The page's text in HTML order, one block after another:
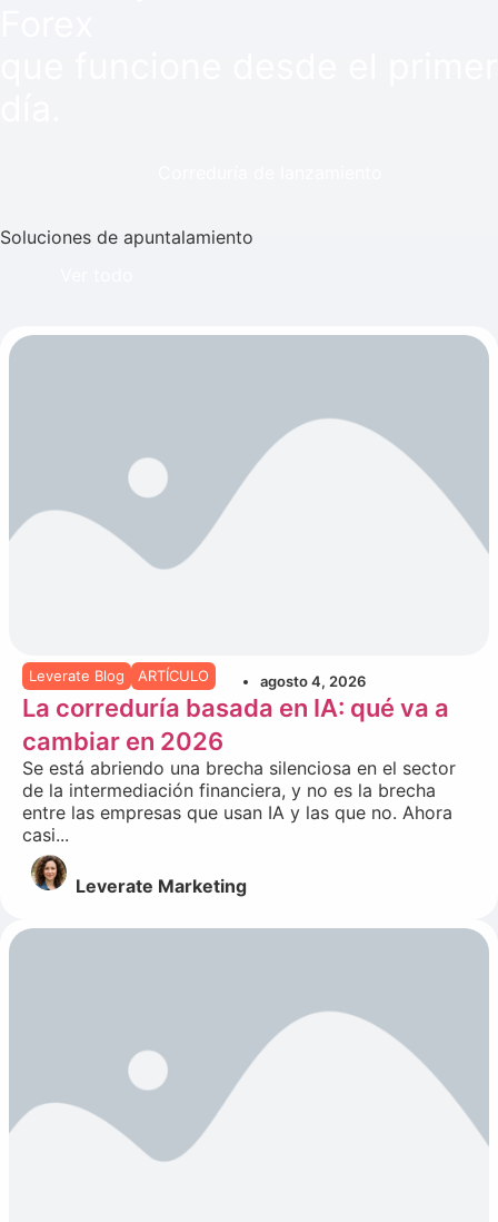
Soluciones de apuntalamiento
Leverate Blog ARTÍCULO agosto 4, 2026
La correduría basada en IA: qué va a
cambiar en 2026
Se está abriendo una brecha silenciosa en el sector
de la intermediación financiera, y no es la brecha
entre las empresas que usan IA y las que no. Ahora
casi...
Leverate Marketing